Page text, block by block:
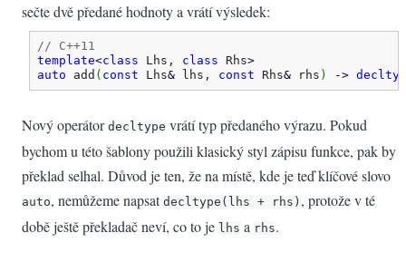
sečte dvě předané hodnoty a vrátí výsledek:
// C++11
template<class Lhs, class Rhs>
auto add ( const Lhs& lhs, const Rhs& rhs ) ->
Nový operátor decltype vrátí typ předaného výrazu. Pokud
bychom u této šablony použili klasický styl zápisu funkce, pak by
překlad selhal. Důvod je ten, že na místě, kde je teď klíčové slovo
auto, nemůžeme napsat decltype(lhs + rhs) , protože v té
době ještě překladač neví, co to je lhs a rhs.